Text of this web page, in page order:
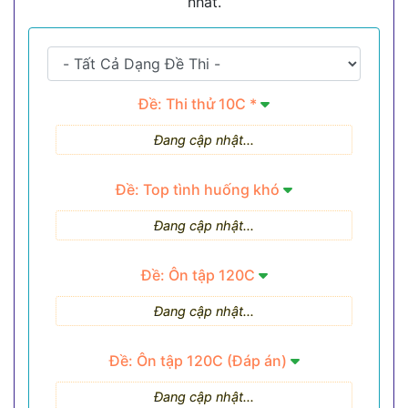
Đề: Thi thử 10C *
Đang cập nhật...
Đề: Top tình huống khó
Đang cập nhật...
Đề: Ôn tập 120C
Đang cập nhật...
Đề: Ôn tập 120C (Đáp án)
Đang cập nhật...